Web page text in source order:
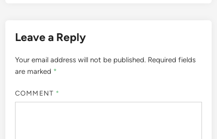
Leave a Reply
Your email address will not be published. Required fields
are marked *
COMMENT *